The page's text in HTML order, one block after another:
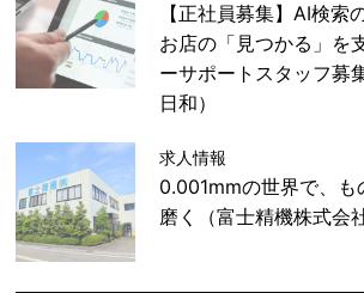
【正社員募集】AI検索
お店の「見つかる」を
ーサポートスタッフ募
日和）
求人情報
0.001mmの世界で、も
磨く（富士精機株式会社